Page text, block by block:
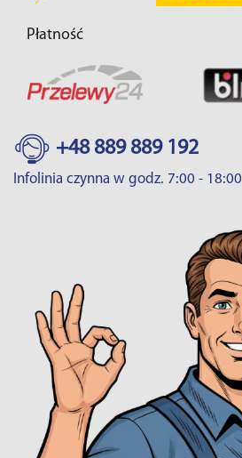
Płatność
+48 889 889 192
Infolinia czynna w godz. 7:00 - 18:00